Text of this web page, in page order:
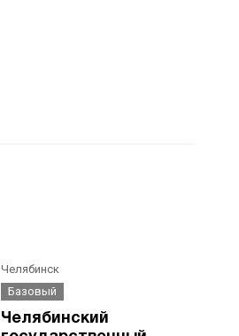
Челябинск
Базовый
Челябинский